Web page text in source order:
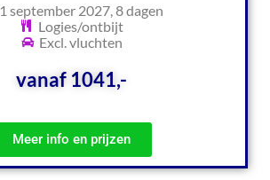
1 september 2027, 8 dagen
Logies/ontbijt
Excl. vluchten
vanaf 1041,-
Meer info en prijzen